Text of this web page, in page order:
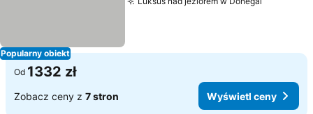
Popularny obiekt
Od 1332 zł
Zobacz ceny z 7 stron Wyświetl ceny